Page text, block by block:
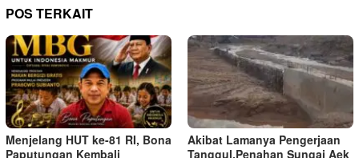
POS TERKAIT
Menjelang HUT ke-81 RI, Bona
Paputungan Kembali
Akibat Lamanya Pengerjaan
Tanggul,Penahan Sungai Aek